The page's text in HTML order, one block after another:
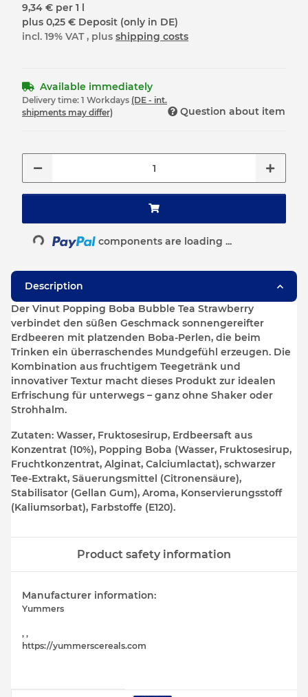
9,34 € per 1 l
plus 0,25 € Deposit (only in DE)
incl. 19% VAT , plus shipping costs
Available immediately
Delivery time: 1 Workdays (DE - int.
shipments may differ)
Question about item
Loading... components are loading ...
Description
Der Vinut Popping Boba Bubble Tea Strawberry
verbindet den süßen Geschmack sonnengereifter
Erdbeeren mit platzenden Boba-Perlen, die beim
Trinken ein überraschendes Mundgefühl erzeugen. Die
Kombination aus fruchtigem Teegetränk und
innovativer Textur macht dieses Produkt zur idealen
Erfrischung für unterwegs – ganz ohne Shaker oder
Strohhalm.
Zutaten: Wasser, Fruktosesirup, Erdbeersaft aus
Konzentrat (10%), Popping Boba (Wasser, Fruktosesirup,
Fruchtkonzentrat, Alginat, Calciumlactat), schwarzer
Tee-Extrakt, Säuerungsmittel (Citronensäure),
Stabilisator (Gellan Gum), Aroma, Konservierungsstoff
(Kaliumsorbat), Farbstoffe (E120).
Product safety information
Manufacturer information:
Yummers
, ,
https://yummerscereals.com